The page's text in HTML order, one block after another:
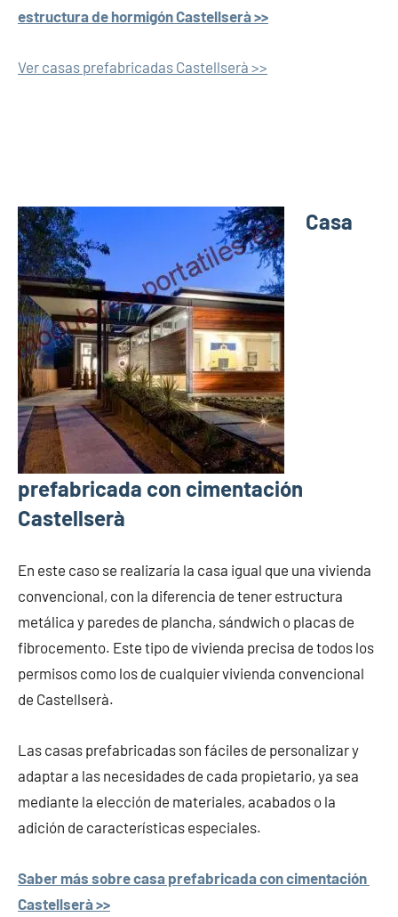
estructura de hormigón Castellserà >>
Ver casas prefabricadas Castellserà >>
Casa
prefabricada con cimentación
Castellserà
En este caso se realizaría la casa igual que una vivienda
convencional, con la diferencia de tener estructura
metálica y paredes de plancha, sándwich o placas de
fibrocemento. Este tipo de vivienda precisa de todos los
permisos como los de cualquier vivienda convencional
de Castellserà.
Las casas prefabricadas son fáciles de personalizar y
adaptar a las necesidades de cada propietario, ya sea
mediante la elección de materiales, acabados o la
adición de características especiales.
Saber más sobre casa prefabricada con cimentación
Castellserà >>